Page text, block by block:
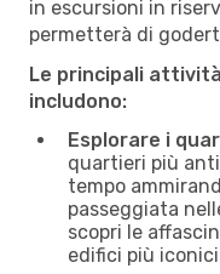
in escursioni in
permetterà di
Le principali
includono:
Esplorare i
quartieri più
tempo
passeggiata
scopri le
edifici più